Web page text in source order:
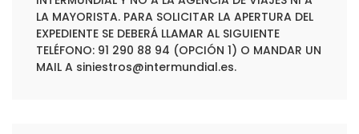
LA MAYORISTA. PARA SOLICITAR LA APERTURA DEL
EXPEDIENTE SE DEBERÁ LLAMAR AL SIGUIENTE
TELÉFONO: 91 290 88 94 (OPCIÓN 1) O MANDAR UN
MAIL A siniestros@intermundial.es.